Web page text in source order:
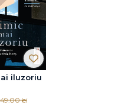
iluzoriu
49.00 lei